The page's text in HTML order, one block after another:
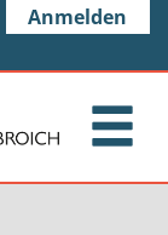
Anmelden